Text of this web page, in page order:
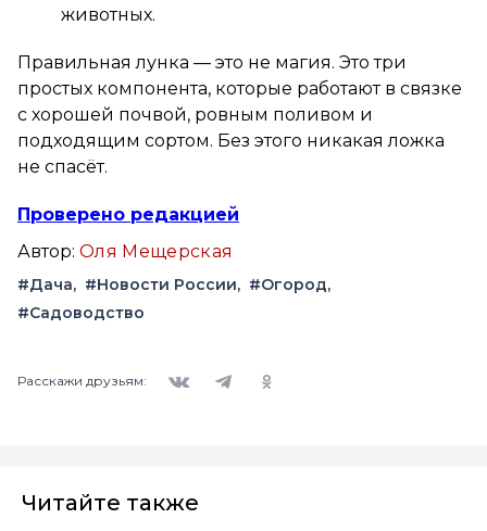
животных.
Правильная лунка — это не магия. Это три
простых компонента, которые работают в связке
с хорошей почвой, ровным поливом и
подходящим сортом. Без этого никакая ложка
не спасёт.
Проверено редакцией
Автор: Оля Мещерская
#Дача #Новости России
#Огород
#Садоводство
Расскажи друзьям:
Читайте также